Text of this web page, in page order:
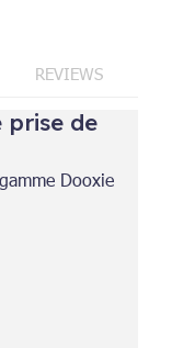
REVIEWS
de
Dooxie